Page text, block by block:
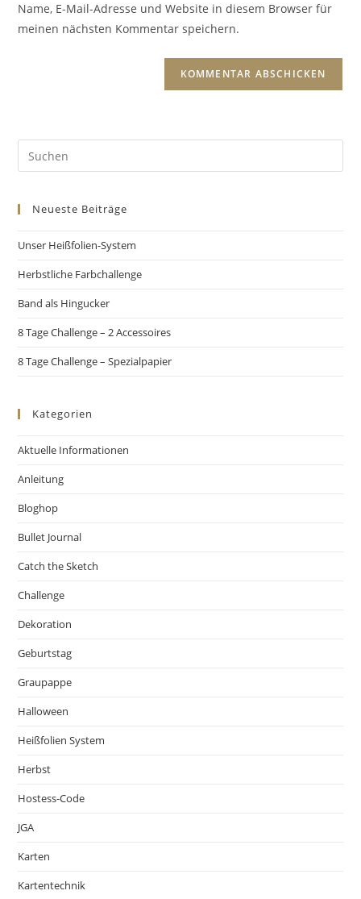
Name, E-Mail-Adresse und Website in diesem Browser für
meinen nächsten Kommentar speichern.
Neueste Beiträge
Unser Heißfolien-System
Herbstliche Farbchallenge
Band als Hingucker
8 Tage Challenge – 2 Accessoires
8 Tage Challenge – Spezialpapier
Kategorien
Aktuelle Informationen
Anleitung
Bloghop
Bullet Journal
Catch the Sketch
Challenge
Dekoration
Geburtstag
Graupappe
Halloween
Heißfolien System
Herbst
Hostess-Code
JGA
Karten
Kartentechnik